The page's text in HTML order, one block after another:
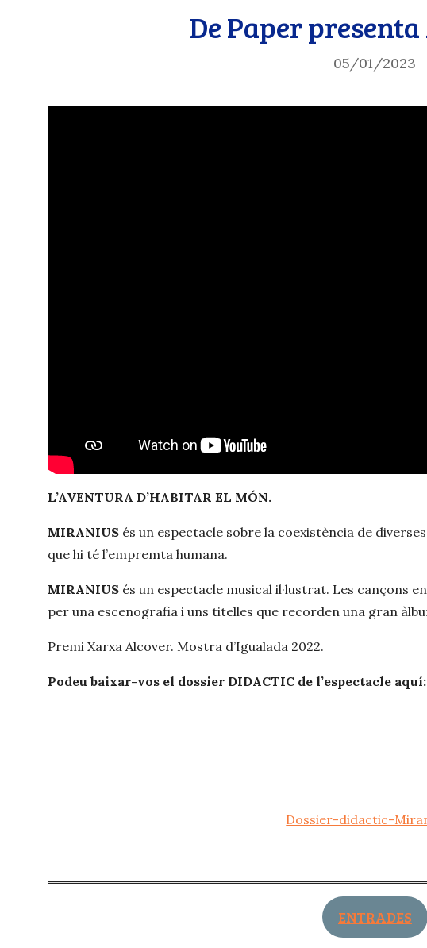
De Paper
05/01/2023
L’AVENTURA D’HABITAR EL MÓN.
MIRANIUS és un espectacle sobre la coexistència de
que hi té l’empremta humana.
MIRANIUS és un espectacle musical il·lustrat. Les cançons
per una escenografia i uns titelles que recorden una gran
Premi Xarxa Alcover. Mostra d’Igualada 2022.
Podeu baixar-vos el dossier DIDACTIC de l’espectacle aquí:
Dossier-didactic-
ENTRADES